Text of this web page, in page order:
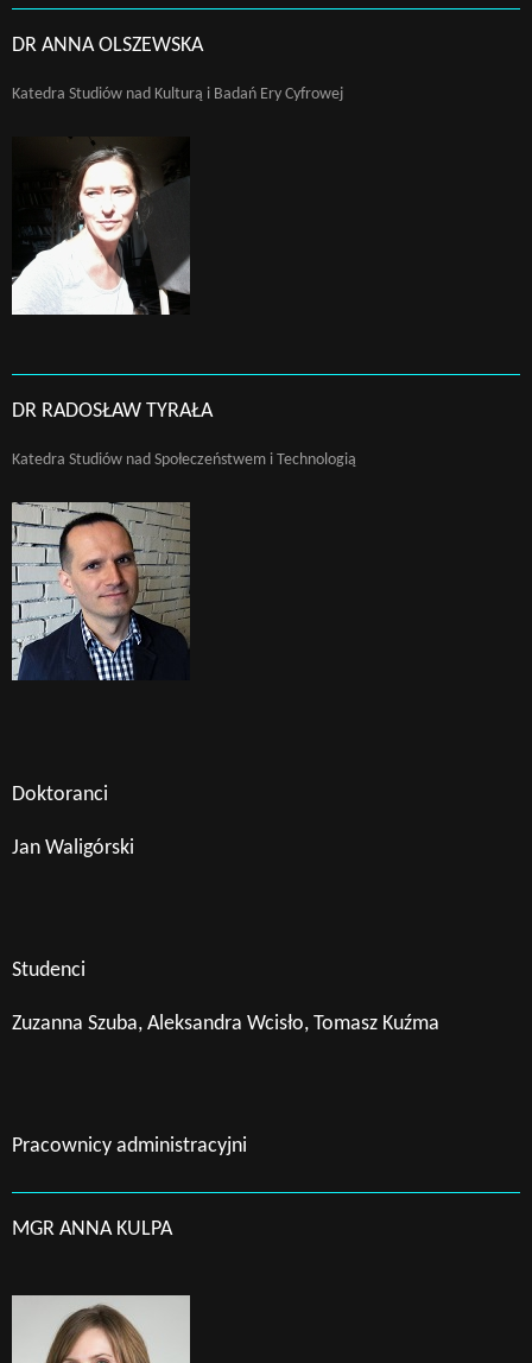
DR ANNA OLSZEWSKA
Katedra Studiów nad Kulturą i Badań Ery Cyfrowej
DR RADOSŁAW TYRAŁA
Katedra Studiów nad Społeczeństwem i Technologią
Doktoranci
Jan Waligórski
Studenci
Zuzanna Szuba, Aleksandra Wcisło, Tomasz Kuźma
Pracownicy administracyjni
MGR ANNA KULPA
Wyszukaj na stronie: